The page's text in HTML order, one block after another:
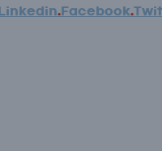
Linkedin. Facebook.